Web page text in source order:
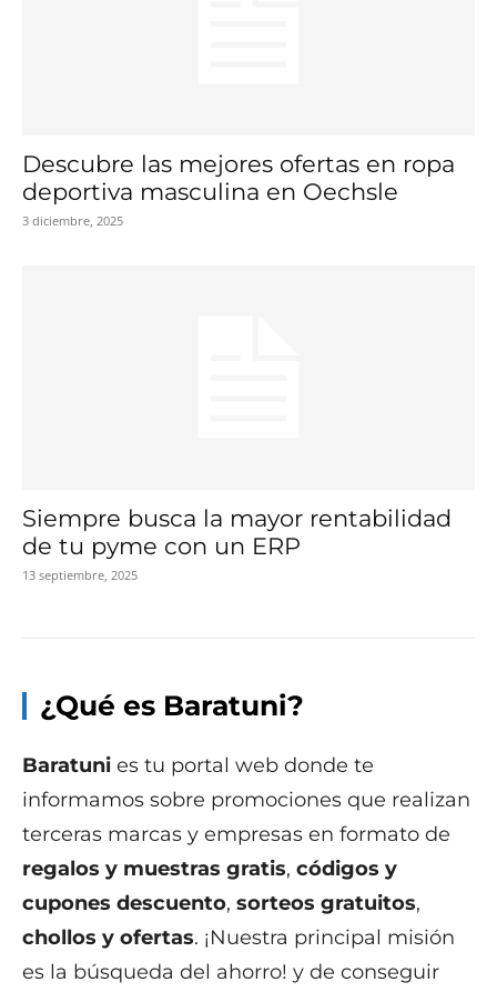
Descubre las mejores ofertas en ropa
deportiva masculina en Oechsle
3 diciembre, 2025
Siempre busca la mayor rentabilidad
de tu pyme con un ERP
13 septiembre, 2025
¿Qué es Baratuni?
Baratuni es tu portal web donde te
informamos sobre promociones que realizan
terceras marcas y empresas en formato de
regalos y muestras gratis, códigos y
cupones descuento, sorteos gratuitos,
chollos y ofertas. ¡Nuestra principal misión
es la búsqueda del ahorro! y de conseguir